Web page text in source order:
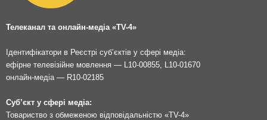
Телеканал та онлайн-медіа «TV-4»
Ідентифікатори в Реєстрі суб’єктів у сфері медіа:
ефірне телевізійне мовлення — L10-00855, L10-01670
онлайн-медіа — R10-02185
Суб’єкт у сфері медіа:
Товариство з обмеженою відповідальністю «TV-4»